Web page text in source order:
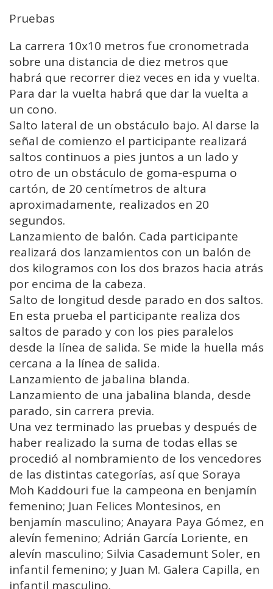
Pruebas
La carrera 10x10 metros fue cronometrada
sobre una distancia de diez metros que
habrá que recorrer diez veces en ida y vuelta.
Para dar la vuelta habrá que dar la vuelta a
un cono.
Salto lateral de un obstáculo bajo. Al darse la
señal de comienzo el participante realizará
saltos continuos a pies juntos a un lado y
otro de un obstáculo de goma-espuma o
cartón, de 20 centímetros de altura
aproximadamente, realizados en 20
segundos.
Lanzamiento de balón. Cada participante
realizará dos lanzamientos con un balón de
dos kilogramos con los dos brazos hacia atrás
por encima de la cabeza.
Salto de longitud desde parado en dos saltos.
En esta prueba el participante realiza dos
saltos de parado y con los pies paralelos
desde la línea de salida. Se mide la huella más
cercana a la línea de salida.
Lanzamiento de jabalina blanda.
Lanzamiento de una jabalina blanda, desde
parado, sin carrera previa.
Una vez terminado las pruebas y después de
haber realizado la suma de todas ellas se
procedió al nombramiento de los vencedores
de las distintas categorías, así que Soraya
Moh Kaddouri fue la campeona en benjamín
femenino; Juan Felices Montesinos, en
benjamín masculino; Anayara Paya Gómez, en
alevín femenino; Adrián García Loriente, en
alevín masculino; Silvia Casademunt Soler, en
infantil femenino; y Juan M. Galera Capilla, en
infantil masculino.